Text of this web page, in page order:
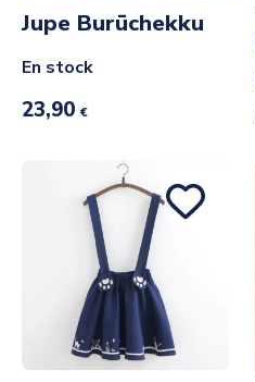
Jupe Burūchekku
En stock
23,90 €